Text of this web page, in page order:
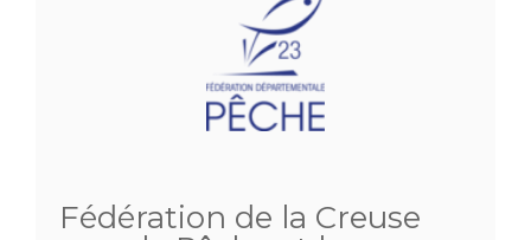
Fédération de la Creuse